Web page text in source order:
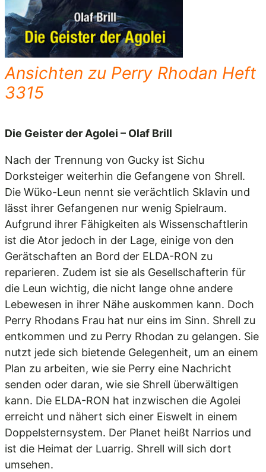
Ansichten zu Perry Rhodan Heft
3315
Die Geister der Agolei – Olaf Brill
Nach der Trennung von Gucky ist Sichu
Dorksteiger weiterhin die Gefangene von Shrell.
Die Wüko-Leun nennt sie verächtlich Sklavin und
lässt ihrer Gefangenen nur wenig Spielraum.
Aufgrund ihrer Fähigkeiten als Wissenschaftlerin
ist die Ator jedoch in der Lage, einige von den
Gerätschaften an Bord der ELDA-RON zu
reparieren. Zudem ist sie als Gesellschafterin für
die Leun wichtig, die nicht lange ohne andere
Lebewesen in ihrer Nähe auskommen kann. Doch
Perry Rhodans Frau hat nur eins im Sinn. Shrell zu
entkommen und zu Perry Rhodan zu gelangen. Sie
nutzt jede sich bietende Gelegenheit, um an einem
Plan zu arbeiten, wie sie Perry eine Nachricht
senden oder daran, wie sie Shrell überwältigen
kann. Die ELDA-RON hat inzwischen die Agolei
erreicht und nähert sich einer Eiswelt in einem
Doppelsternsystem. Der Planet heißt Narrios und
ist die Heimat der Luarrig. Shrell will sich dort
umsehen.